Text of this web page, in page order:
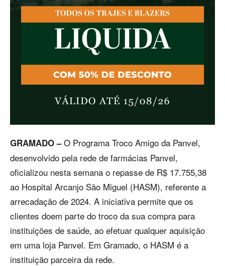
GRAMADO –O Programa Troco Amigo da Panvel,
desenvolvido pela rede de farmácias Panvel,
oficializou nesta semana o repasse de R$ 17.755,38
ao Hospital Arcanjo São Miguel (HASM), referente a
arrecadação de 2024. A iniciativa permite que os
clientes doem parte do troco da sua compra para
instituições de saúde, ao efetuar qualquer aquisição
em uma loja Panvel. Em Gramado, o HASM é a
instituição parceira da rede.